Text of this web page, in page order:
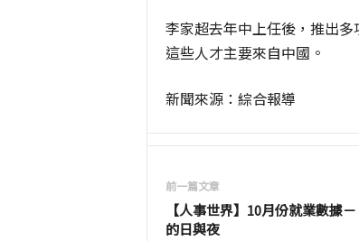
李家超去年中上任後，推出
這些人才主要來自中國。
新聞來源：綜合報導
前一篇文章
【人事世界】10月份就業數據
的日與夜